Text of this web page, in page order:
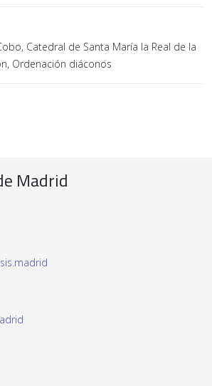
Catedral de Santa María la Real de la
Ordenación diáconos
Madrid